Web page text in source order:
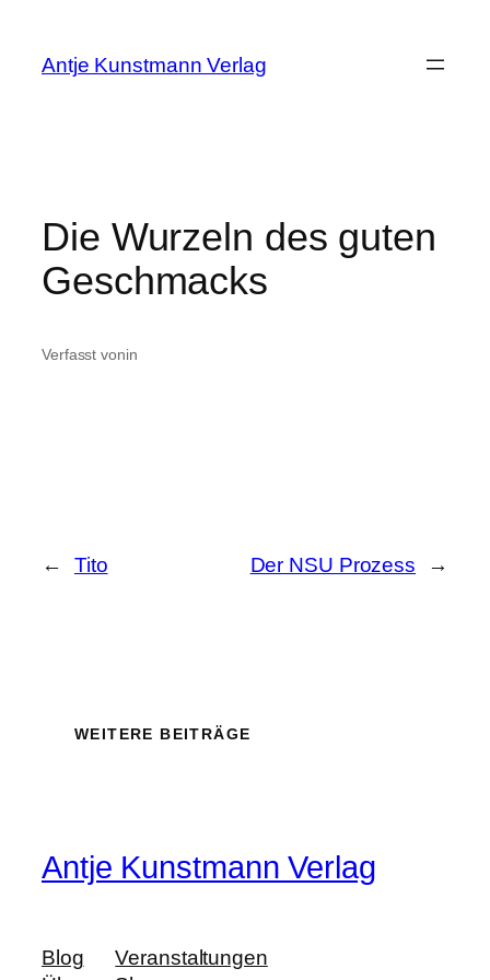
springen
Antje Kunstmann Verlag
Die Wurzeln des guten
Geschmacks
Verfasst vonin
← Tito Der NSU Prozess →
WEITERE BEITRÄGE
Antje Kunstmann Verlag
Blog
Veranstaltungen